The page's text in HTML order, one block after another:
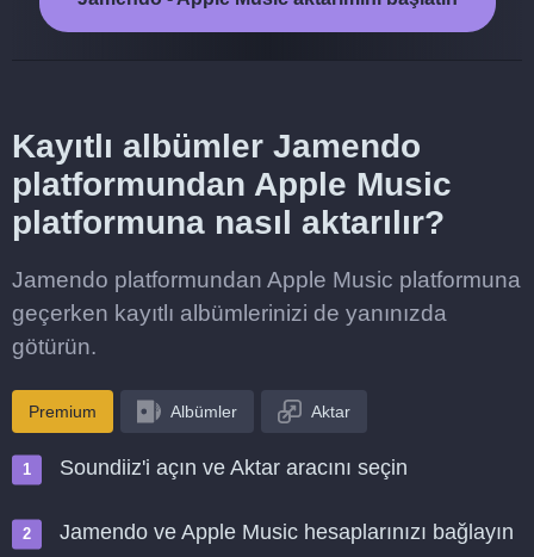
Kayıtlı albümler Jamendo
platformundan Apple Music
platformuna nasıl aktarılır?
Jamendo platformundan Apple Music platformuna
geçerken kayıtlı albümlerinizi de yanınızda
götürün.
Premium Albümler Aktar
Soundiiz'i açın ve Aktar aracını seçin
Jamendo ve Apple Music hesaplarınızı bağlayın